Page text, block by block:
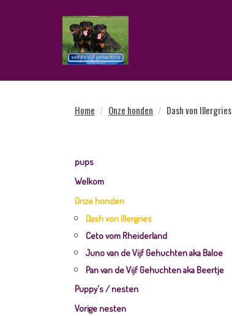
Home Onze honden Dash von Illergries
pups
Welkom
Onze honden
Dash von Illergries
Ceto vom Rheiderland
Juno van de Vijf Gehuchten aka Baloe
Pan van de Vijf Gehuchten aka Beertje
Puppy's / nesten
Vorige nesten